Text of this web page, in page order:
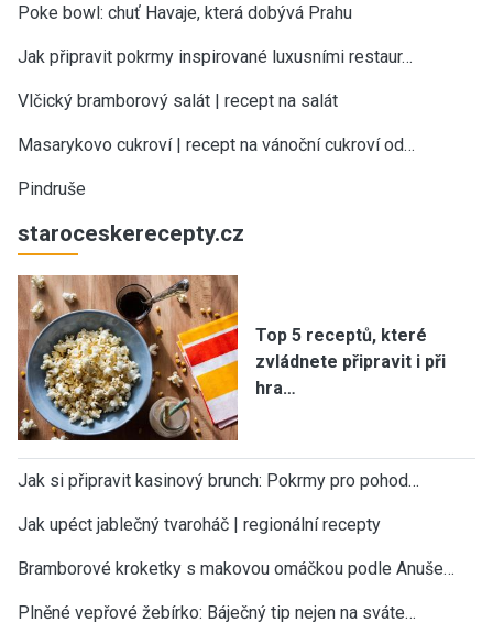
Poke bowl: chuť Havaje, která dobývá Prahu
Jak připravit pokrmy inspirované luxusními restaur…
Vlčický bramborový salát | recept na salát
Masarykovo cukroví | recept na vánoční cukroví od…
Pindruše
staroceskerecepty.cz
Top 5 receptů, které
zvládnete připravit i při
hra…
Jak si připravit kasinový brunch: Pokrmy pro pohod…
Jak upéct jablečný tvaroháč | regionální recepty
Bramborové kroketky s makovou omáčkou podle Anuše…
Plněné vepřové žebírko: Báječný tip nejen na sváte…